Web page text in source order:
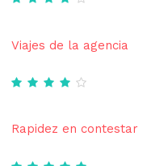
Viajes de la agencia
Rapidez en contestar